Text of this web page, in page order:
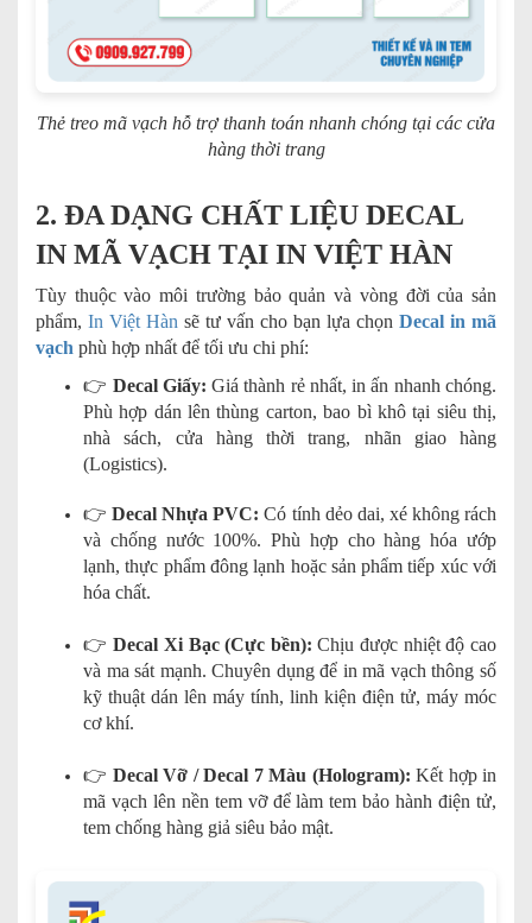
Thẻ treo mã vạch hỗ trợ thanh toán nhanh chóng tại các cửa
hàng thời trang
2. ĐA DẠNG CHẤT LIỆU DECAL
IN MÃ VẠCH TẠI IN VIỆT HÀN
Tùy thuộc vào môi trường bảo quản và vòng đời của sản
phẩm, In Việt Hàn sẽ tư vấn cho bạn lựa chọn Decal in mã
vạch phù hợp nhất để tối ưu chi phí:
👉 Decal Giấy: Giá thành rẻ nhất, in ấn nhanh chóng.
Phù hợp dán lên thùng carton, bao bì khô tại siêu thị,
nhà sách, cửa hàng thời trang, nhãn giao hàng
(Logistics).
👉Decal Nhựa PVC: Có tính dẻo dai, xé không rách
và chống nước 100%. Phù hợp cho hàng hóa ướp
lạnh, thực phẩm đông lạnh hoặc sản phẩm tiếp xúc với
hóa chất.
👉Decal Xi Bạc (Cực bền): Chịu được nhiệt độ cao
và ma sát mạnh. Chuyên dụng để in mã vạch thông số
kỹ thuật dán lên máy tính, linh kiện điện tử, máy móc
cơ khí.
👉 Decal Vỡ / Decal 7 Màu (Hologram): Kết hợp in
mã vạch lên nền tem vỡ để làm tem bảo hành điện tử,
tem chống hàng giả siêu bảo mật.